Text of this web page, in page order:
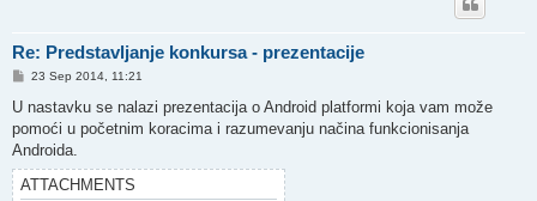
Re: Predstavljanje konkursa - prezentacije
P
s
23 Sep 2014, 11:21
U nastavku se nalazi prezentacija o Android platformi koja vam može
pomoći u početnim koracima i razumevanju načina funkcionisanja
Androida.
ATTACHMENTS